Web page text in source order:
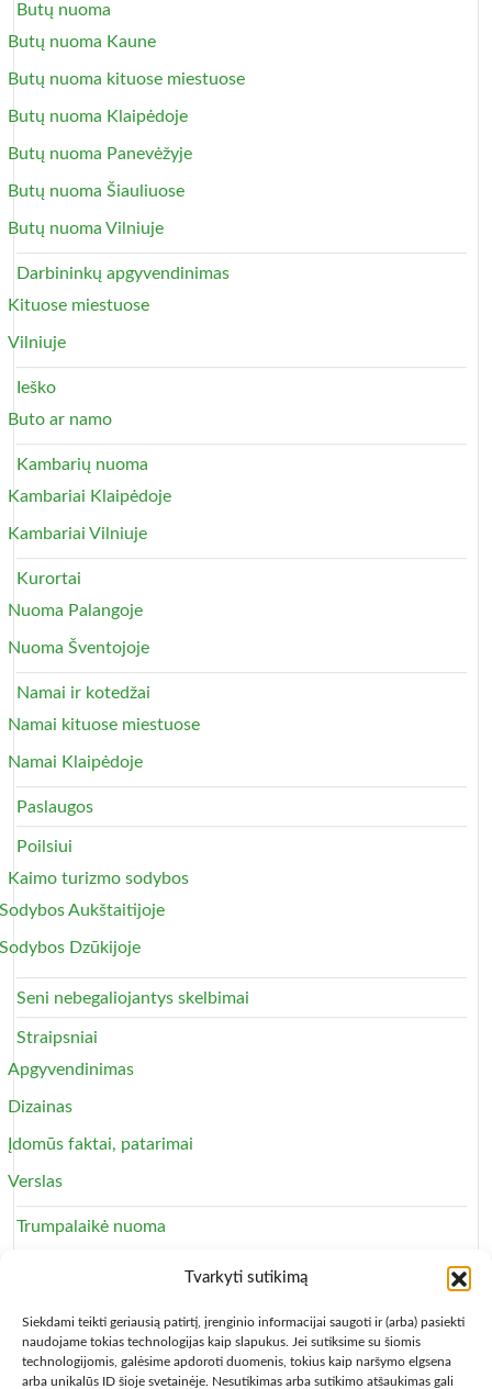
Tvarkyti sutikimą
Siekdami teikti geriausią patirtį, įrenginio informacijai saugoti ir (arba) pasiekti
naudojame tokias technologijas kaip slapukus. Jei sutiksime su šiomis
technologijomis, galėsime apdoroti duomenis, tokius kaip naršymo elgsena
arba unikalūs ID šioje svetainėje. Nesutikimas arba sutikimo atšaukimas gali
Butų nuoma
Butų nuoma Kaune
Butų nuoma kituose miestuose
Butų nuoma Klaipėdoje
Butų nuoma Panevėžyje
Butų nuoma Šiauliuose
Butų nuoma Vilniuje
Darbininkų apgyvendinimas
Kituose miestuose
Vilniuje
Ieško
Buto ar namo
Kambarių nuoma
Kambariai Klaipėdoje
Kambariai Vilniuje
Kurortai
Nuoma Palangoje
Nuoma Šventojoje
Namai ir kotedžai
Namai kituose miestuose
Namai Klaipėdoje
Paslaugos
Poilsiui
Kaimo turizmo sodybos
Sodybos Aukštaitijoje
Sodybos Dzūkijoje
Seni nebegaliojantys skelbimai
Straipsniai
Apgyvendinimas
Dizainas
Įdomūs faktai, patarimai
Verslas
Trumpalaikė nuoma